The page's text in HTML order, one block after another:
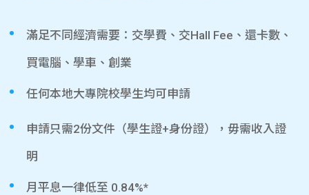
滿足不同經濟需要：交學費、交Hall Fee、還卡數、
買電腦、學車、創業
任何本地大專院校學生均可申請
申請只需2份文件（學生證+身份證），毋需收入證
明
月平息一律低至 0.84%*